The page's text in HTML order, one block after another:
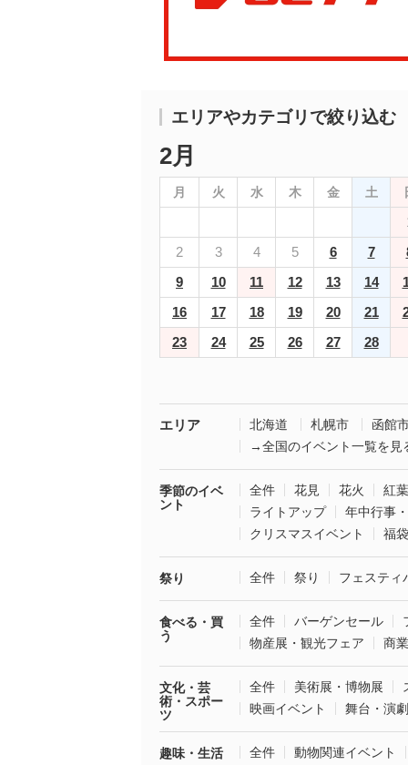
エリアやカテゴリで絞り込む
2月
月 火 水 木 金 土
2
3 4 5 6 7
9
10 11 12 13 14
16
17 18 19 20 21
23
24 25 26 27 28
エリア 北海道 札幌市
函館
→全国のイベント一覧を見
季節のイベ
ント
全件 花見 花火
紅葉
ライトアップ
年中行事
クリスマスイベント
福
祭り 全件 祭り フェスティ
食べる・買
う
全件 バーゲンセール
物産展・観光フェア
商
文化・芸
術・スポー
ツ
全件 美術展・博物展
映画イベント
舞台・演劇
趣味・生活 全件 動物関連イベント